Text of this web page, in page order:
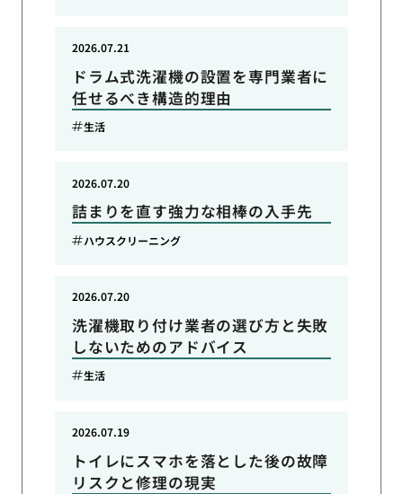
ドラム式洗濯機の設置を専門業者に
任せるべき構造的理由
2026.07.21
生活
詰まりを直す強力な相棒の入手先
2026.07.20
ハウスクリーニング
洗濯機取り付け業者の選び方と失敗
しないためのアドバイス
2026.07.20
生活
トイレにスマホを落とした後の故障
リスクと修理の現実
2026.07.19